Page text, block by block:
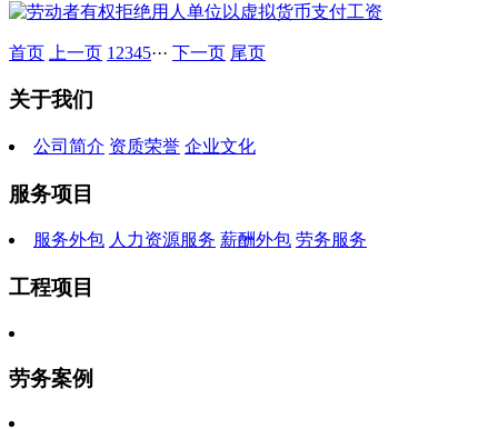
首页 上一页 1 2345··· 下一页 尾页
关于我们
公司简介 资质荣誉 企业文化
服务项目
服务外包 人力资源服务 薪酬外包 劳务服务
工程项目
劳务案例